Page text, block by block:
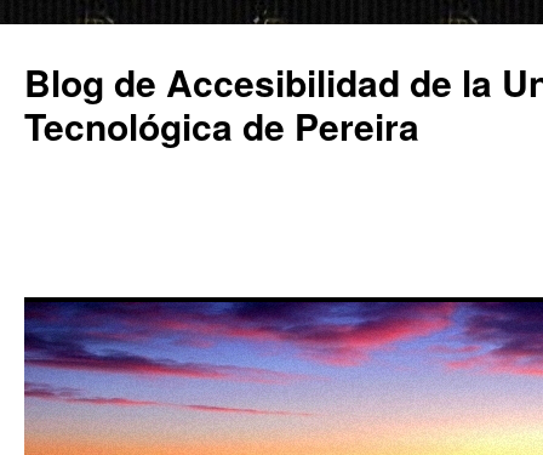
contenido
Blog de Accesibilidad de la
Tecnológica de Pereira